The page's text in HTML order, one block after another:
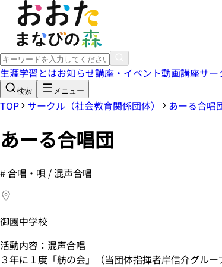
生涯学習とはお知らせ講座・イベント動画講座サー
検索 メニュー
TOP サークル（社会教育関係団体） あーる合唱
あーる合唱団
#合唱・唄 / 混声合唱
御園中学校
活動内容：混声合唱
３年に１度「舫の会」（当団体指揮者岸信介グル